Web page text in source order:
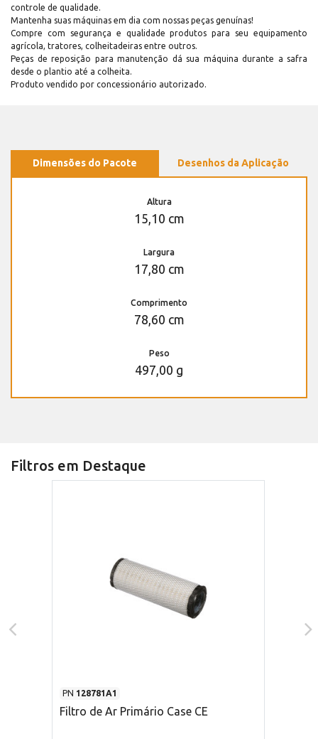
controle de qualidade.
Mantenha suas máquinas em dia com nossas peças genuínas!
Compre com segurança e qualidade produtos para seu equipamento
agrícola, tratores, colheitadeiras entre outros.
Peças de reposição para manutenção dá sua máquina durante a safra
desde o plantio até a colheita.
Produto vendido por concessionário autorizado.
Dimensões do Pacote Desenhos da Aplicação
Altura
15,10 cm
Largura
17,80 cm
Comprimento
78,60 cm
Peso
497,00 g
Filtros em Destaque
PN 128781A1
Filtro de Ar Primário Case CE